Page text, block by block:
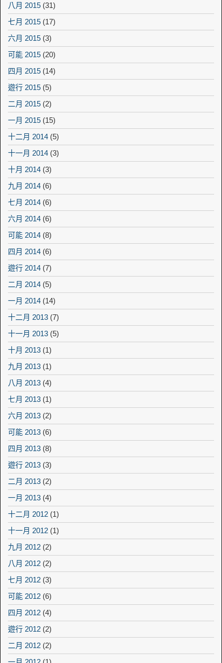
八月 2015 (31)
七月 2015 (17)
六月 2015 (3)
可能 2015 (20)
四月 2015 (14)
遊行 2015 (5)
二月 2015 (2)
一月 2015 (15)
十二月 2014 (5)
十一月 2014 (3)
十月 2014 (3)
九月 2014 (6)
七月 2014 (6)
六月 2014 (6)
可能 2014 (8)
四月 2014 (6)
遊行 2014 (7)
二月 2014 (5)
一月 2014 (14)
十二月 2013 (7)
十一月 2013 (5)
十月 2013 (1)
九月 2013 (1)
八月 2013 (4)
七月 2013 (1)
六月 2013 (2)
可能 2013 (6)
四月 2013 (8)
遊行 2013 (3)
二月 2013 (2)
一月 2013 (4)
十二月 2012 (1)
十一月 2012 (1)
九月 2012 (2)
八月 2012 (2)
七月 2012 (3)
可能 2012 (6)
四月 2012 (4)
遊行 2012 (2)
二月 2012 (2)